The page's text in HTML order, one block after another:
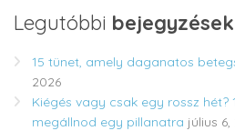
Legutóbbi bejegyzések
15 tünet, amely daganatos
2026
Kiégés vagy csak egy rossz hét?
megállnod egy pillanatra július 6,